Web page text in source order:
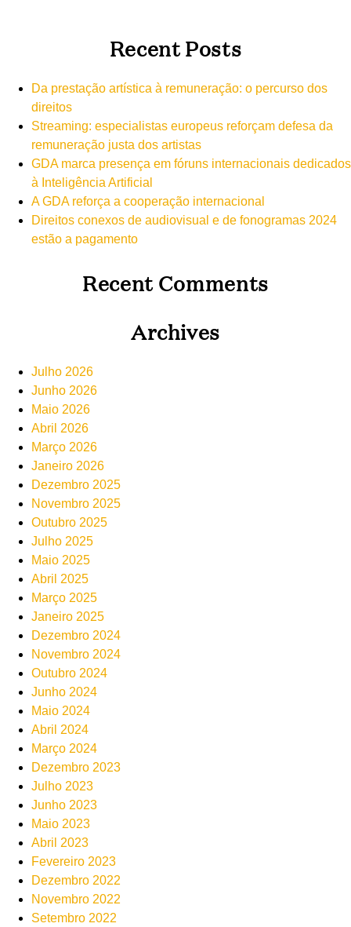
Recent Posts
Da prestação artística à remuneração: o percurso dos
direitos
Streaming: especialistas europeus reforçam defesa da
remuneração justa dos artistas
GDA marca presença em fóruns internacionais dedicados
à Inteligência Artificial
A GDA reforça a cooperação internacional
Direitos conexos de audiovisual e de fonogramas 2024
estão a pagamento
Recent Comments
Archives
Julho 2026
Junho 2026
Maio 2026
Abril 2026
Março 2026
Janeiro 2026
Dezembro 2025
Novembro 2025
Outubro 2025
Julho 2025
Maio 2025
Abril 2025
Março 2025
Janeiro 2025
Dezembro 2024
Novembro 2024
Outubro 2024
Junho 2024
Maio 2024
Abril 2024
Março 2024
Dezembro 2023
Julho 2023
Junho 2023
Maio 2023
Abril 2023
Fevereiro 2023
Dezembro 2022
Novembro 2022
Setembro 2022